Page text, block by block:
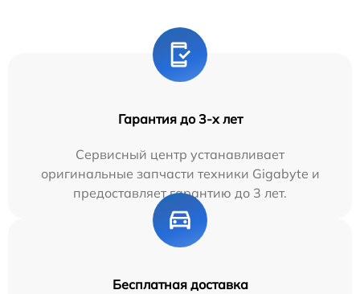
Гарантия до 3-х лет
Сервисный центр устанавливает
оригинальные запчасти техники Gigabyte и
предоставляет гарантию до 3 лет.
Бесплатная доставка